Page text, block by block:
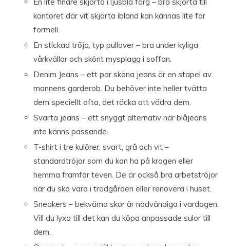
kontoret där vit skjorta ibland kan kännas lite för
formell.
En stickad tröja, typ pullover – bra under kyliga
vårkvällar och skönt mysplagg i soffan.
Denim Jeans – ett par sköna jeans är en stapel av
mannens garderob. Du behöver inte heller tvätta
dem speciellt ofta, det räcka att vädra dem.
Svarta jeans – ett snyggt alternativ när blåjeans
inte känns passande.
T-shirt i tre kulörer, svart, grå och vit –
standardtröjor som du kan ha på krogen eller
hemma framför teven. De är också bra arbetströjor
när du ska vara i trädgården eller renovera i huset.
Sneakers – bekväma skor är nödvändiga i vardagen.
Vill du lyxa till det kan du köpa anpassade sulor till
dem.